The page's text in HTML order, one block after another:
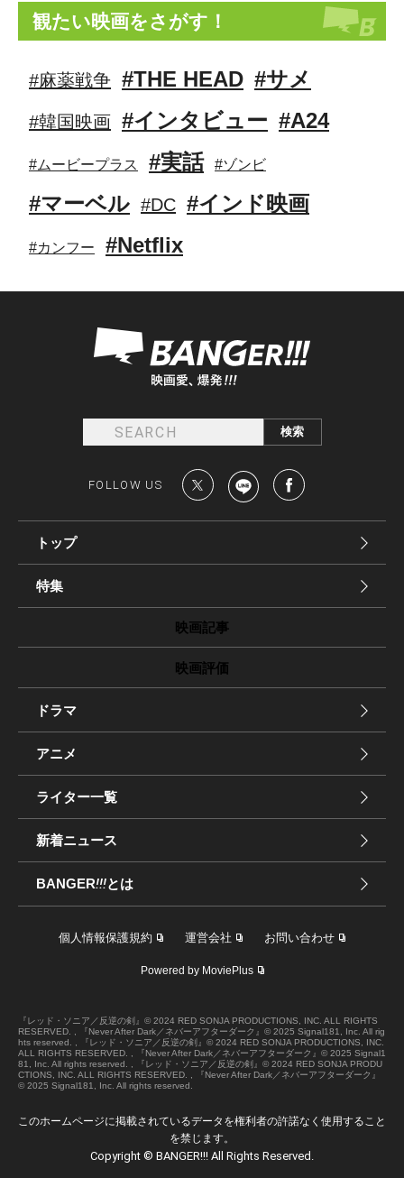
観たい映画をさがす！
#麻薬戦争 #THE HEAD #サメ
#韓国映画 #インタビュー #A24
#ムービープラス #実話 #ゾンビ
#マーベル #DC #インド映画
#カンフー #Netflix
FOLLOW US
トップ
特集
映画記事
映画評価
ドラマ
アニメ
ライター一覧
新着ニュース
BANGER!!!とは
個人情報保護規約 運営会社 お問い合わせ
Powered by MoviePlus
『レッド・ソニア／反逆の剣』© 2024 RED SONJA PRODUCTIONS, INC. ALL RIGHTS
RESERVED. , 『Never After Dark／ネバーアフターダーク』© 2025 Signal181, Inc. All rig
hts reserved. , 『レッド・ソニア／反逆の剣』© 2024 RED SONJA PRODUCTIONS, INC.
ALL RIGHTS RESERVED. , 『Never After Dark／ネバーアフターダーク』© 2025 Signal1
81, Inc. All rights reserved. , 『レッド・ソニア／反逆の剣』© 2024 RED SONJA PRODU
CTIONS, INC. ALL RIGHTS RESERVED. , 『Never After Dark／ネバーアフターダーク』
© 2025 Signal181, Inc. All rights reserved.
このホームページに掲載されているデータを権利者の許諾なく使用すること
を禁じます。
Copyright © BANGER!!! All Rights Reserved.